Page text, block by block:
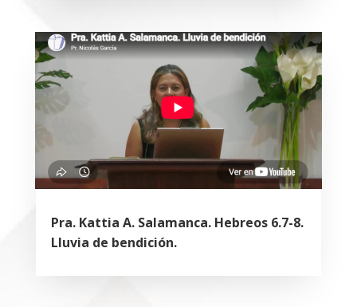
Pra. Kattia A. Salamanca. Hebreos 6.7-8.
Lluvia de bendición.